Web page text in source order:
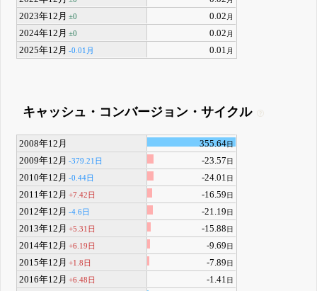
2023年12月 ±0 0.02 月
2024年12月 ±0 0.02 月
2025年12月 -0.01月 0.01 月
キャッシュ・コンバージョン・サイクル
2008年12月 355.64日
2009年12月 -379.21日 -23.57 日
2010年12月 -0.44日 -24.01 日
2011年12月 +7.42日 -16.59 日
2012年12月 -4.6日 -21.19 日
2013年12月 +5.31日 -15.88 日
2014年12月 +6.19日 -9.69 日
2015年12月 +1.8日 -7.89 日
2016年12月 +6.48日 -1.41 日